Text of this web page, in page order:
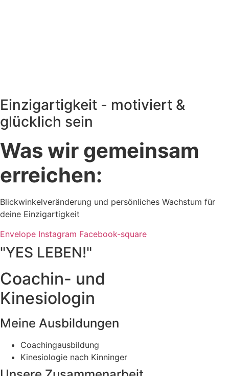
Einzigartigkeit - motiviert &
glücklich sein
Was wir gemeinsam
erreichen:
Blickwinkelveränderung und persönliches Wachstum für
deine Einzigartigkeit
Envelope Instagram Facebook-square
"YES LEBEN!"
Coachin- und
Kinesiologin
Meine Ausbildungen
Coachingausbildung
Kinesiologie nach Kinninger